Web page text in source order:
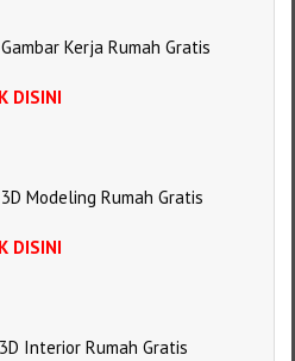
Kerja Rumah Gratis
DISINI
Modeling Rumah Gratis
DISINI
Interior Rumah Gratis